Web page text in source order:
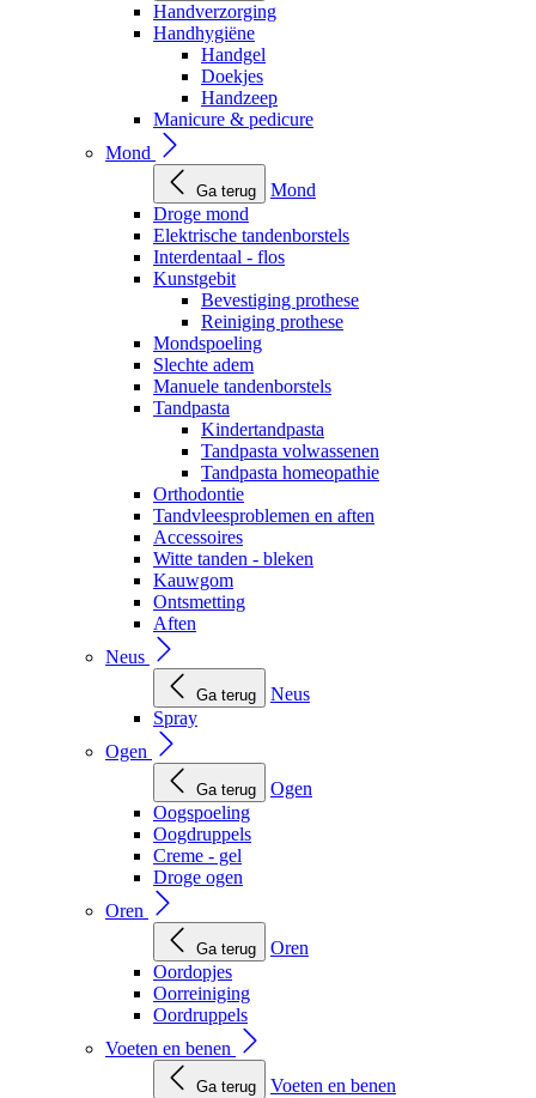
Handverzorging
Handhygiëne
Handgel
Doekjes
Handzeep
Manicure & pedicure
Mond
Ga terug
Mond
Droge mond
Elektrische tandenborstels
Interdentaal - flos
Kunstgebit
Bevestiging prothese
Reiniging prothese
Mondspoeling
Slechte adem
Manuele tandenborstels
Tandpasta
Kindertandpasta
Tandpasta volwassenen
Tandpasta homeopathie
Orthodontie
Tandvleesproblemen en aften
Accessoires
Witte tanden - bleken
Kauwgom
Ontsmetting
Aften
Neus
Ga terug
Neus
Spray
Ogen
Ga terug
Ogen
Oogspoeling
Oogdruppels
Creme - gel
Droge ogen
Oren
Ga terug
Oren
Oordopjes
Oorreiniging
Oordruppels
Voeten en benen
Ga terug
Voeten en benen